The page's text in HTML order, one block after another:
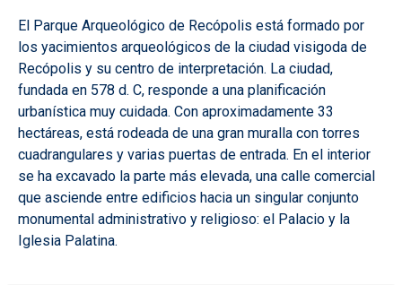
El Parque Arqueológico de Recópolis está formado por
los yacimientos arqueológicos de la ciudad visigoda de
Recópolis y su centro de interpretación. La ciudad,
fundada en 578 d. C, responde a una planificación
urbanística muy cuidada. Con aproximadamente 33
hectáreas, está rodeada de una gran muralla con torres
cuadrangulares y varias puertas de entrada. En el interior
se ha excavado la parte más elevada, una calle comercial
que asciende entre edificios hacia un singular conjunto
monumental administrativo y religioso: el Palacio y la
Iglesia Palatina.